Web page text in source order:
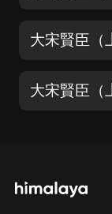
大宋賢臣（
大宋賢臣（